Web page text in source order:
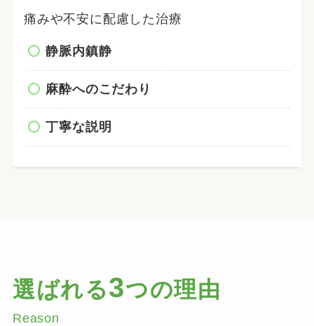
痛みや不安に配慮した治療
静脈内鎮静
麻酔へのこだわり
丁寧な説明
選ばれる3つの理由
Reason